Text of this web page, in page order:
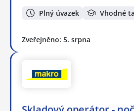
Plný úvazek Vhodné
Zveřejněno: 5. srpna